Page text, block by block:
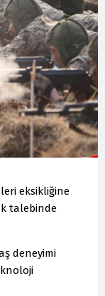
eksikliğine
talebinde
deneyimi